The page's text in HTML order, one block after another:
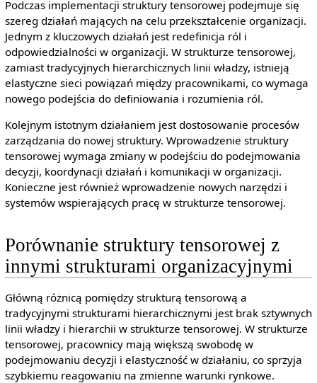
Podczas implementacji struktury tensorowej podejmuje się
szereg działań mających na celu przekształcenie organizacji.
Jednym z kluczowych działań jest redefinicja ról i
odpowiedzialności w organizacji. W strukturze tensorowej,
zamiast tradycyjnych hierarchicznych linii władzy, istnieją
elastyczne sieci powiązań między pracownikami, co wymaga
nowego podejścia do definiowania i rozumienia ról.
Kolejnym istotnym działaniem jest dostosowanie procesów
zarządzania do nowej struktury. Wprowadzenie struktury
tensorowej wymaga zmiany w podejściu do podejmowania
decyzji, koordynacji działań i komunikacji w organizacji.
Konieczne jest również wprowadzenie nowych narzędzi i
systemów wspierających pracę w strukturze tensorowej.
Porównanie struktury tensorowej z
innymi strukturami organizacyjnymi
Główną różnicą pomiędzy strukturą tensorową a
tradycyjnymi strukturami hierarchicznymi jest brak sztywnych
linii władzy i hierarchii w strukturze tensorowej. W strukturze
tensorowej, pracownicy mają większą swobodę w
podejmowaniu decyzji i elastyczność w działaniu, co sprzyja
szybkiemu reagowaniu na zmienne warunki rynkowe.